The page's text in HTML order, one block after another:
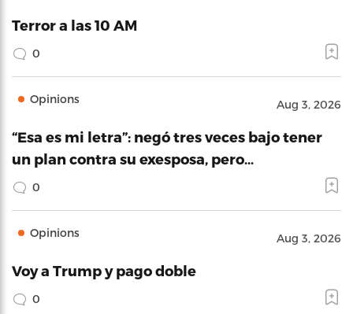
Terror a las 10 AM
0
Opinions Aug 3, 2026
“Esa es mi letra”: negó tres veces bajo tener
un plan contra su exesposa, pero…
0
Opinions Aug 3, 2026
Voy a Trump y pago doble
0